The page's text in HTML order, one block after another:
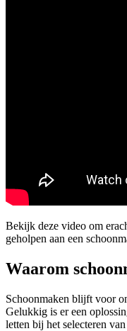
Bekijk deze video om
geholpen aan een
Waarom
Schoonmaken blijft voor
Gelukkig is er een
letten bij het selecteren